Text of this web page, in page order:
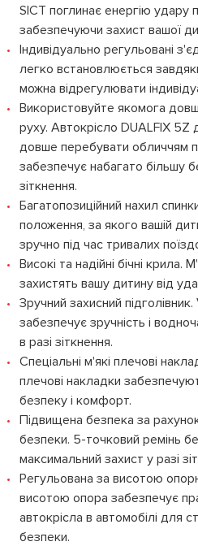
SICT поглинає енергію удару
забезпечуючи захист вашої
Індивідуально регульовані
легко встановлюється
можна відрегулювати
Використовуйте якомога
руху. Автокрісло DUALFIX 5Z
довше перебувати обличчям
забезпечує набагато більшу
зіткнення.
Багатопозиційний нахил
положення, за якого вашій
зручно під час тривалих
Високі та надійні бічні крила.
захистять вашу дитину від
Зручний захисний
забезпечує зручність і
в разі зіткнення.
Спеціальні м'які плечові
плечові накладки
безпеку і комфорт.
Підвищена безпека за
безпеки. 5-точковий ремінь
максимальний захист у разі
Регульована за висотою
висотою опора забезпечує
автокрісла в автомобілі для
безпеки.